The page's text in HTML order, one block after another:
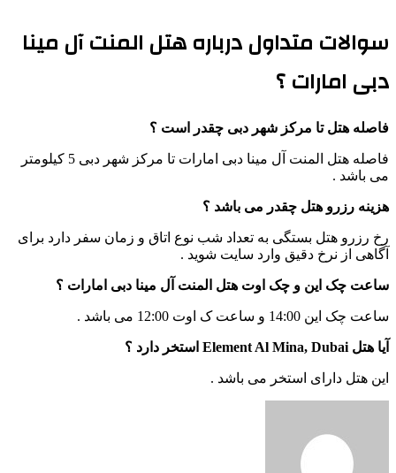
سوالات متداول درباره هتل المنت آل مینا
دبی امارات ؟
فاصله هتل تا مرکز شهر دبی چقدر است ؟
فاصله هتل المنت آل مینا دبی امارات تا مرکز شهر دبی 5 کیلومتر
می باشد .
هزینه رزرو هتل چقدر می باشد ؟
رخ رزرو هتل بستگی به تعداد شب نوع اتاق و زمان سفر دارد برای
آگاهی از نرخ دقیق وارد سایت شوید .
ساعت چک این و چک اوت هتل المنت آل مینا دبی امارات ؟
ساعت چک این 14:00 و ساعت ک اوت 12:00 می باشد .
آیا هتل Element Al Mina, Dubai استخر دارد ؟
این هتل دارای استخر می باشد .